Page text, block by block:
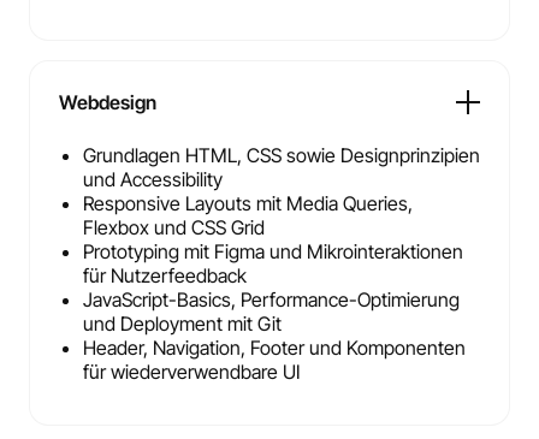
Webdesign
Grundlagen HTML, CSS sowie Designprinzipien
und Accessibility
Responsive Layouts mit Media Queries,
Flexbox und CSS Grid
Prototyping mit Figma und Mikrointeraktionen
für Nutzerfeedback
JavaScript-Basics, Performance-Optimierung
und Deployment mit Git
Header, Navigation, Footer und Komponenten
für wiederverwendbare UI